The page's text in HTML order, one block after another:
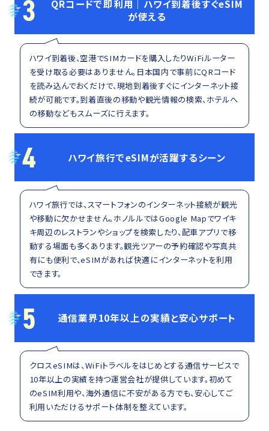
3
QRコードで即利用｜ハワイ到着後すぐeSIM
が使える
ハワイ到着後、空港でSIMカードを購入したりWiFiルーター
を受け取る必要はありません。日本国内で事前にQRコード
を読み込んでおくだけで、現地到着後すぐにインターネット接
続が可能です。到着直後の移動や観光情報の検索、ホテルへ
の移動などもスムーズに行えます。
4 ハワイ旅行でeSIMが活躍するシーン
ハワイ旅行では、スマートフォンのインターネット接続が観光
や移動に欠かせません。ホノルルではGoogle Mapでワイキ
キ周辺のレストランやショップを検索したり、配車アプリで移
動する場面も多くあります。観光ツアーの予約確認や写真共
有にも便利で、eSIMがあれば快適にインターネットを利用
できます。
5 通信業界10年以上の実績と安心サポート
クロスeSIMは、WiFiトラベルをはじめとする通信サービスで
10年以上の実績を持つ運営会社が提供しています。初めて
のeSIM利用や、海外通信に不安がある方でも、安心してご
利用いただけるサポート体制を整えています。